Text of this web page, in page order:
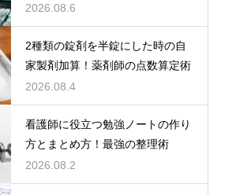
2026.08.6
2種類の錠剤を半錠にした時の自
家製剤加算！薬剤師の点数算定術
2026.08.4
看護師に役立つ勉強ノートの作り
方とまとめ方！最強の整理術
2026.08.2